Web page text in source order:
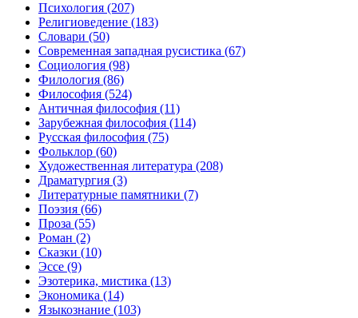
Психология (207)
Религиоведение (183)
Словари (50)
Современная западная русистика (67)
Социология (98)
Филология (86)
Философия (524)
Античная философия (11)
Зарубежная философия (114)
Русская философия (75)
Фольклор (60)
Художественная литература (208)
Драматургия (3)
Литературные памятники (7)
Поэзия (66)
Проза (55)
Роман (2)
Сказки (10)
Эссе (9)
Эзотерика, мистика (13)
Экономика (14)
Языкознание (103)